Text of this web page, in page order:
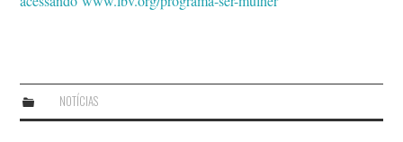
NOTÍCIAS